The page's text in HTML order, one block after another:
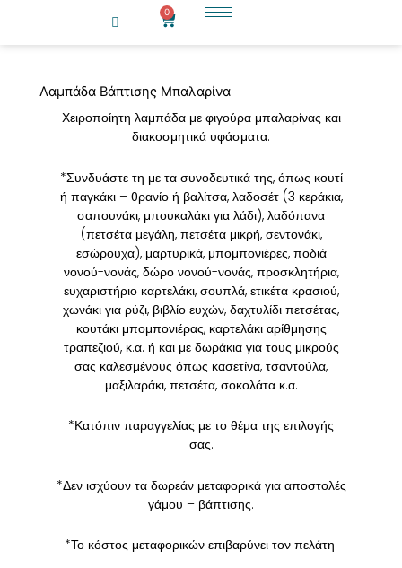
0
Cart
Λαμπάδα Βάπτισης Μπαλαρίνα
Χειροποίητη λαμπάδα με φιγούρα μπαλαρίνας και
διακοσμητικά υφάσματα.
*Συνδυάστε τη με τα συνοδευτικά της, όπως κουτί
ή παγκάκι – θρανίο ή βαλίτσα, λαδοσέτ (3 κεράκια,
σαπουνάκι, μπουκαλάκι για λάδι), λαδόπανα
(πετσέτα μεγάλη, πετσέτα μικρή, σεντονάκι,
εσώρουχα), μαρτυρικά, μπομπονιέρες, ποδιά
νονού-νονάς, δώρο νονού-νονάς, προσκλητήρια,
ευχαριστήριο καρτελάκι, σουπλά, ετικέτα κρασιού,
χωνάκι για ρύζι, βιβλίο ευχών, δαχτυλίδι πετσέτας,
κουτάκι μπομπονιέρας, καρτελάκι αρίθμησης
τραπεζιού, κ.α. ή και με δωράκια για τους μικρούς
σας καλεσμένους όπως κασετίνα, τσαντούλα,
μαξιλαράκι, πετσέτα, σοκολάτα κ.α.
*Κατόπιν παραγγελίας με το θέμα της επιλογής
σας.
*Δεν ισχύουν τα δωρεάν μεταφορικά για αποστολές
γάμου – βάπτισης.
*Το κόστος μεταφορικών επιβαρύνει τον πελάτη.